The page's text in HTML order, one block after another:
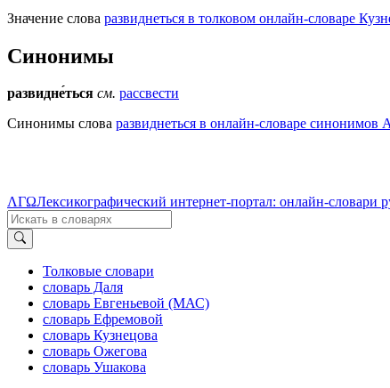
Значение слова развиднеться в толковом онлайн-словаре
Синонимы
развидне́ться см. рассвести
Синонимы слова развиднеться в онлайн-словаре синонимов
ΛΓΩЛексикографический интернет-портал: онлайн-словари
Толковые словари
словарь Даля
словарь Евгеньевой (МАС)
словарь Ефремовой
словарь Кузнецова
словарь Ожегова
словарь Ушакова